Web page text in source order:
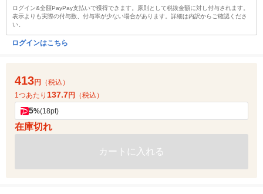
ログイン&全額PayPay支払いで獲得できます。原則として税抜金額に対し付与されます。
表示よりも実際の付与数、付与率が少ない場合があります。詳細は内訳からご確認くださ
い。
ログインはこちら
413円
（税込）
1つあたり 137.7円 （税込）
5%(18pt)
在庫切れ
カートに入れる